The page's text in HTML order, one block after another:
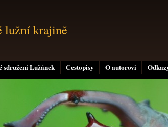
sdružení Lužánek Cestopisy O autorovi
lužní krajině